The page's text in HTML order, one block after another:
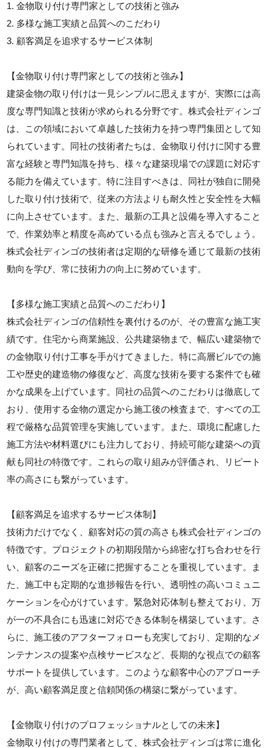
1. 金物取り付け専門家としての技術と強み
2. 多様な施工実績と品質へのこだわり
3. 顧客満足を追求するサービス体制
【金物取り付け専門家としての技術と強み】
建築金物の取り付けは一見シンプルに思えますが、実際には高
度な専門知識と技術が求められる分野です。株式会社ディンゴ
は、この領域において卓越した技術力を持つ専門集団として知
られています。同社の技術者たちは、金物取り付けに関する豊
富な経験と専門知識を持ち、様々な建築現場での課題に対応す
る能力を備えています。特に注目すべきは、同社が独自に開発
した取り付け技術で、従来の方法よりも耐久性と安全性を大幅
に向上させています。また、最新の工具と設備を導入すること
で、作業効率と精度を高めている点も強みと言えるでしょう。
株式会社ディンゴの技術者は定期的な研修を通じて最新の技術
動向を学び、常に技術力の向上に努めています。
【多様な施工実績と品質へのこだわり】
株式会社ディンゴの信頼性を裏付けるのが、その豊富な施工実
績です。住宅から商業施設、公共建築物まで、幅広い建築物で
の金物取り付け工事を手がけてきました。特に高層ビルでの施
工や歴史的建造物の修復など、高度な技術を要する案件でも確
かな成果を上げています。同社の品質へのこだわりは徹底して
おり、使用する金物の選定から施工後の検査まで、すべての工
程で厳格な品質管理を実施しています。また、環境に配慮した
施工方法や材料選びにも注力しており、持続可能な建築への貢
献も同社の特徴です。これらの取り組みが評価され、リピート
率の高さにも繋がっています。
【顧客満足を追求するサービス体制】
技術力だけでなく、顧客対応の質の高さも株式会社ディンゴの
特徴です。プロジェクトの初期段階から綿密な打ち合わせを行
い、顧客のニーズを正確に把握することを重視しています。ま
た、施工中も定期的な進捗報告を行い、透明性の高いコミュニ
ケーションを心がけています。緊急対応体制も整えており、万
が一の不具合にも迅速に対応できる体制を構築しています。さ
らに、施工後のアフターフォローも充実しており、定期的なメ
ンテナンスの提案や点検サービスなど、長期的な視点での顧客
サポートを提供しています。このような顧客中心のアプローチ
が、高い顧客満足度と信頼関係の構築に繋がっています。
【金物取り付けのプロフェッショナルとしての未来】
金物取り付けの専門業者として、株式会社ディンゴは常に進化